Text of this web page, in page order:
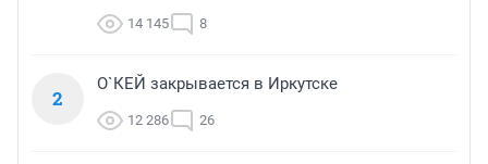
14 145 8
2
О`КЕЙ закрывается в Иркутске
12 286 26